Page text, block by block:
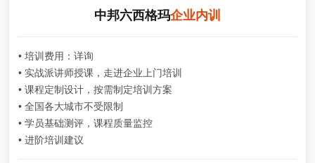
中邦六西格玛企业内训
• 培训费用：详询
• 实战派讲师授课，走进企业上门培训
• 课程定制设计，按需制定培训方案
• 全国各大城市不受限制
• 学员基础测评，课程质量监控
• 进阶培训建议